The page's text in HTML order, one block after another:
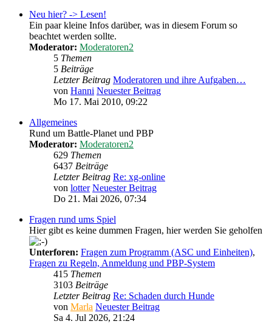
Neu hier? -> Lesen!
Ein paar kleine Infos darüber, was in diesem Forum so
beachtet werden sollte.
Moderator: Moderatoren2
5 Themen
5 Beiträge
Letzter Beitrag Moderatoren und ihre Aufgaben…
von Hanni Neuester Beitrag
Mo 17. Mai 2010, 09:22
Allgemeines
Rund um Battle-Planet und PBP
Moderator: Moderatoren2
629 Themen
6437 Beiträge
Letzter Beitrag Re: xg-online
von lotter Neuester Beitrag
Do 21. Mai 2026, 07:34
Fragen rund ums Spiel
Hier gibt es keine dummen Fragen, hier werden Sie geholfen
Unterforen: Fragen zum Programm (ASC und Einheiten),
Fragen zu Regeln, Anmeldung und PBP-System
415 Themen
3103 Beiträge
Letzter Beitrag Re: Schaden durch Hunde
von Marla Neuester Beitrag
Sa 4. Jul 2026, 21:24